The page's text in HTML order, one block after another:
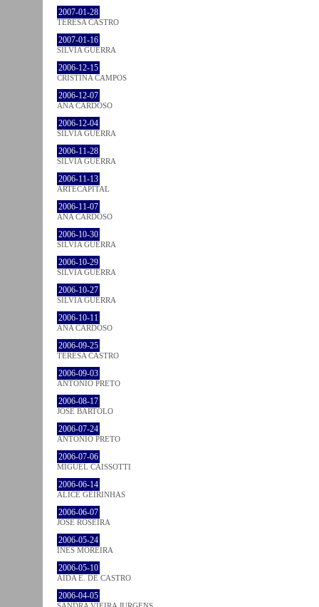
2007-01-28
TERESA CASTRO
2007-01-16
SÍLVIA GUERRA
2006-12-15
CRISTINA CAMPOS
2006-12-07
ANA CARDOSO
2006-12-04
SÍLVIA GUERRA
2006-11-28
SÍLVIA GUERRA
2006-11-13
ARTECAPITAL
2006-11-07
ANA CARDOSO
2006-10-30
SÍLVIA GUERRA
2006-10-29
SÍLVIA GUERRA
2006-10-27
SÍLVIA GUERRA
2006-10-11
ANA CARDOSO
2006-09-25
TERESA CASTRO
2006-09-03
ANTÓNIO PRETO
2006-08-17
JOSÉ BÁRTOLO
2006-07-24
ANTÓNIO PRETO
2006-07-06
MIGUEL CAISSOTTI
2006-06-14
ALICE GEIRINHAS
2006-06-07
JOSÉ ROSEIRA
2006-05-24
INÊS MOREIRA
2006-05-10
AIDA E. DE CASTRO
2006-04-05